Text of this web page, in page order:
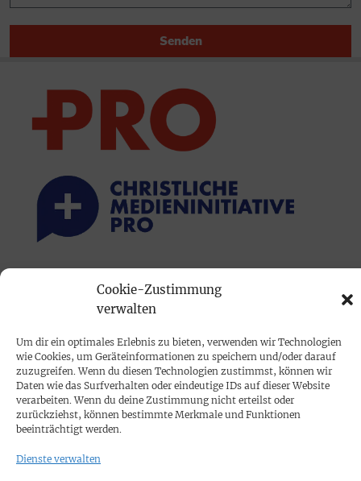
Cookie-Zustimmung
verwalten
Um dir ein optimales Erlebnis zu bieten, verwenden wir Technologien
wie Cookies, um Geräteinformationen zu speichern und/oder darauf
zuzugreifen. Wenn du diesen Technologien zustimmst, können wir
Daten wie das Surfverhalten oder eindeutige IDs auf dieser Website
verarbeiten. Wenn du deine Zustimmung nicht erteilst oder
zurückziehst, können bestimmte Merkmale und Funktionen
beeinträchtigt werden.
Dienste verwalten
Senden
PRINTAUSGABE
Mediadaten
PROKOMPAKT
Impressum
SPENDEN
Datenschutz